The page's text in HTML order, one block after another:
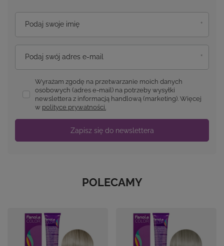
Podaj swoje imię
Podaj swój adres e-mail
Wyrażam zgodę na przetwarzanie moich danych
osobowych (adres e-mail) na potrzeby wysyłki
newslettera z informacją handlową (marketing). Więcej
w polityce prywatności.
Zapisz się do newslettera
POLECAMY